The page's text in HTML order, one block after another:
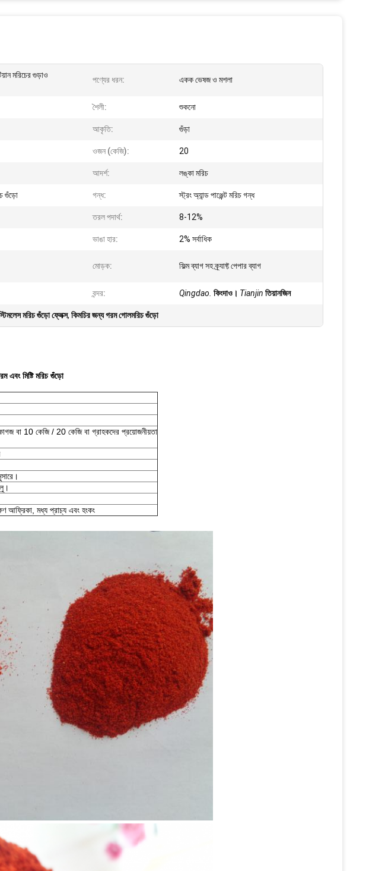
মরিচের গুড়াও
পণ্যের ধরন: একক ভেষজ ও মশলা
শৈলী: শুকনো
আকৃতি: গুঁড়া
ওজন (কেজি): 20
আদর্শ: লঙ্কা মরিচ
গুঁড়ো গন্ধ: স্ট্রং অ্যান্ড পাঞ্জেন্ট মরিচ গন্ধ
তরল পদার্থ: 8-12%
ভাঙা হার: 2% সর্বাধিক
মোড়ক: ফিল্ম ব্যাগ সহ ক্র্যাফ্ট পেপার ব্যাগ
বন্দর: Qingdao. কিংদাও। Tianjin তিয়ানজিন
মরিচ গুঁড়ো ফ্লেক্স, কিমচির জন্য গরম গোলমরিচ গুঁড়ো
এবং মিষ্টি মরিচ গুঁড়ো
বা 10 কেজি / 20 কেজি বা গ্রাহকদের প্রয়োজনীয়তা
আফ্রিকা, মধ্য প্রাচ্য এবং হংকং